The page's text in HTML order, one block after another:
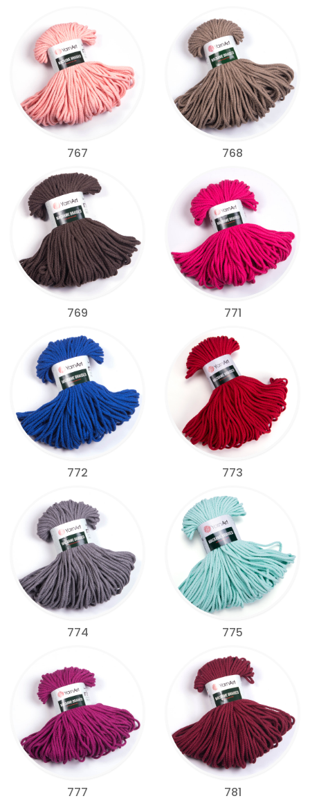
767 768
769 771
772 773
774 775
777 781